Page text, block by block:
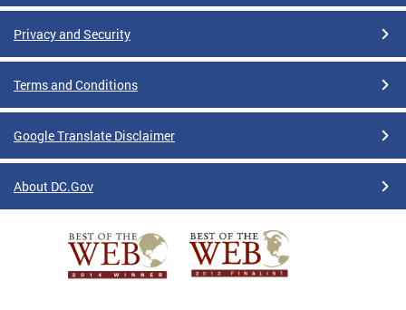
Privacy and Security
Terms and Conditions
Google Translate Disclaimer
About DC.Gov